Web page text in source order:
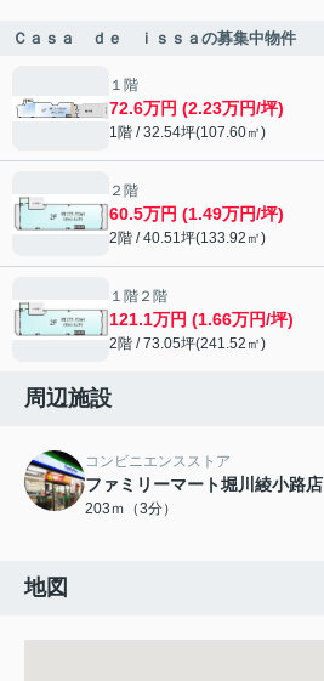
Ｃａｓａ ｄｅ ｉｓｓａの募集中物件
１階
72.6万円 (2.23万円/坪)
1階 / 32.54坪(107.60㎡)
２階
60.5万円 (1.49万円/坪)
2階 / 40.51坪(133.92㎡)
１階２階
121.1万円 (1.66万円/坪)
2階 / 73.05坪(241.52㎡)
周辺施設
コンビニエンスストア
ファミリーマート堀川綾小路店
203ｍ（3分）
地図